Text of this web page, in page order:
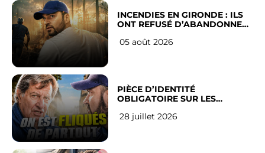
INCENDIES EN GIRONDE : ILS
ONT REFUSÉ D’ABANDONNER
05 août 2026
PIÈCE D’IDENTITÉ
OBLIGATOIRE SUR LES
Français
28 juillet 2026